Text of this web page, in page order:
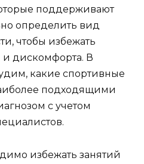
поддерживают
определить вид
чтобы избежать
и дискомфорта. В
какие спортивные
подходящими
с учетом
избежать занятий